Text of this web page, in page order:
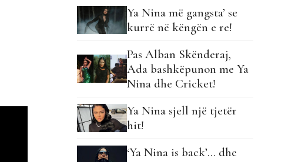
Ya Nina më gangsta’ se
kurrë në këngën e re!
Pas Alban Skënderaj,
Ada bashkëpunon me Ya
Nina dhe Cricket!
Ya Nina sjell një tjetër
hit!
‘Ya Nina is back’… dhe